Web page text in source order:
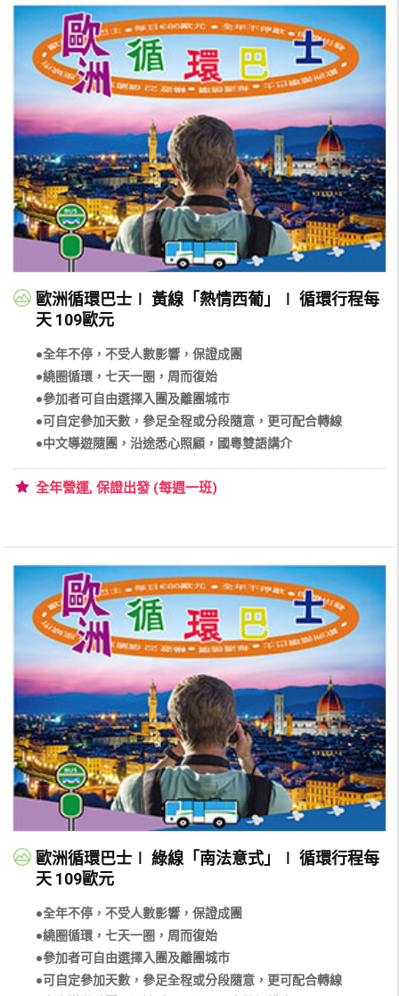
歐洲循環巴士∣ 黃線「熱情西葡」∣ 循環行程每
天 109歐元
●全年不停，不受人數影響，保證成團
●繞圈循環，七天一圈，周而復始
●參加者可自由選擇入團及離團城市
●可自定參加天數，參足全程或分段隨意，更可配合轉線
●中文導遊隨團，沿途悉心照顧，國粵雙語講介
全年營運, 保證出發 (每週一班)
歐洲循環巴士∣ 綠線「南法意式」∣ 循環行程每
天 109歐元
●全年不停，不受人數影響，保證成團
●繞圈循環，七天一圈，周而復始
●參加者可自由選擇入團及離團城市
●可自定參加天數，參足全程或分段隨意，更可配合轉線